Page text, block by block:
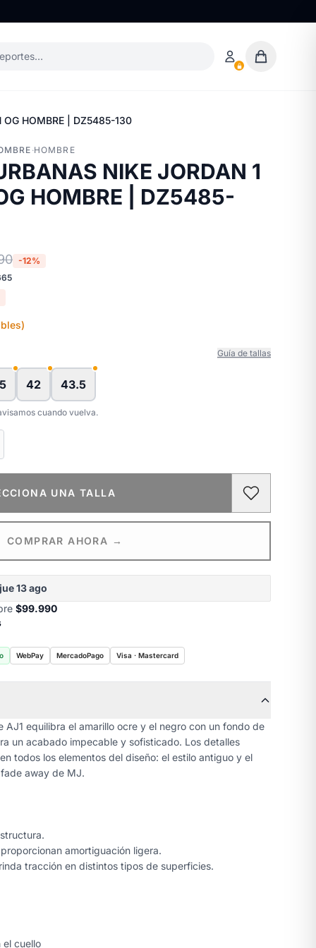
OG HOMBRE | DZ5485-130
·HOMBRE
NIKE JORDAN 1
HOMBRE | DZ5485-
-12%
Guía de tallas
42 43.5
cuando vuelva.
UNA TALLA
COMPRAR AHORA →
jue 13 ago
$99.990
WebPay MercadoPago Visa · Mastercard
AJ1 equilibra el amarillo ocre y el negro con un fondo de
un acabado impecable y sofisticado. Los detalles
todos los elementos del diseño: el estilo antiguo y el
away de MJ.
amortiguación ligera.
tracción en distintos tipos de superficies.
el cuello